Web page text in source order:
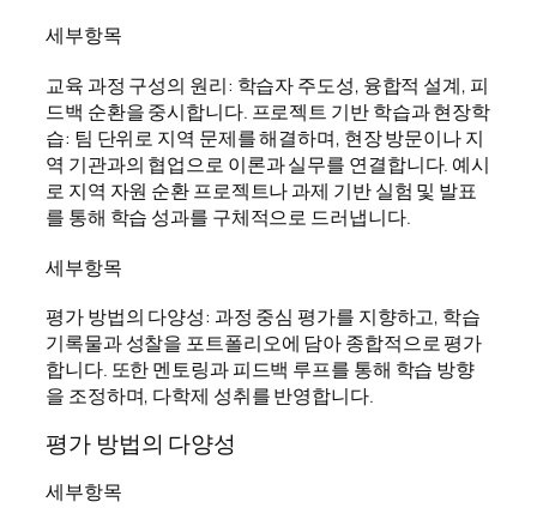
세부항목
교육 과정 구성의 원리: 학습자 주도성, 융합적 설계, 피
드백 순환을 중시합니다. 프로젝트 기반 학습과 현장학
습: 팀 단위로 지역 문제를 해결하며, 현장 방문이나 지
역 기관과의 협업으로 이론과 실무를 연결합니다. 예시
로 지역 자원 순환 프로젝트나 과제 기반 실험 및 발표
를 통해 학습 성과를 구체적으로 드러냅니다.
세부항목
평가 방법의 다양성: 과정 중심 평가를 지향하고, 학습
기록물과 성찰을 포트폴리오에 담아 종합적으로 평가
합니다. 또한 멘토링과 피드백 루프를 통해 학습 방향
을 조정하며, 다학제 성취를 반영합니다.
평가 방법의 다양성
세부항목